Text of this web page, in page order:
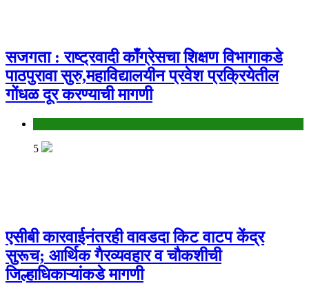
सजगता : राष्ट्रवादी काँग्रेसचा शिक्षण विभागाकडे
पाठपुरावा सुरु,महाविद्यालयीन प्रवेश प्रक्रियेतील
गोंधळ दूर करण्याची मागणी
5
एसीबी कारवाईनंतरही वावडदा किट वाटप केंद्र
सुरूच; आर्थिक गैरव्यवहार व चौकशीची
जिल्हाधिकाऱ्यांकडे मागणी